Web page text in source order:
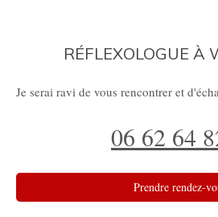
RÉFLEXOLOGUE À
Je serai ravi de vous rencontrer et
06 62 64
Prendre rendez-